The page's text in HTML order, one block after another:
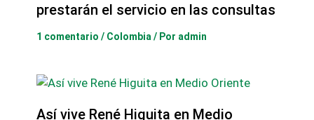
prestarán el servicio en las consultas
1 comentario / Colombia / Por admin
Así vive René Higuita en Medio